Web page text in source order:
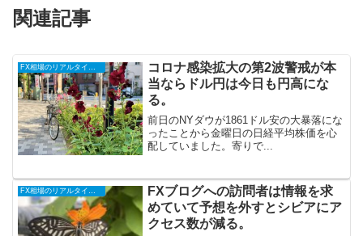
関連記事
FX相場のリアルタイム情報
コロナ感染拡大の第2波警戒が本
当ならドル円は今日も円高にな
る。
前日のNYダウが1861ドル安の大暴落にな
ったことから金曜日の日経平均株価を心
配していました。寄りで...
FXブログへの訪問者は情報を求
めていて予想を外すとシビアにア
クセス数が減る。